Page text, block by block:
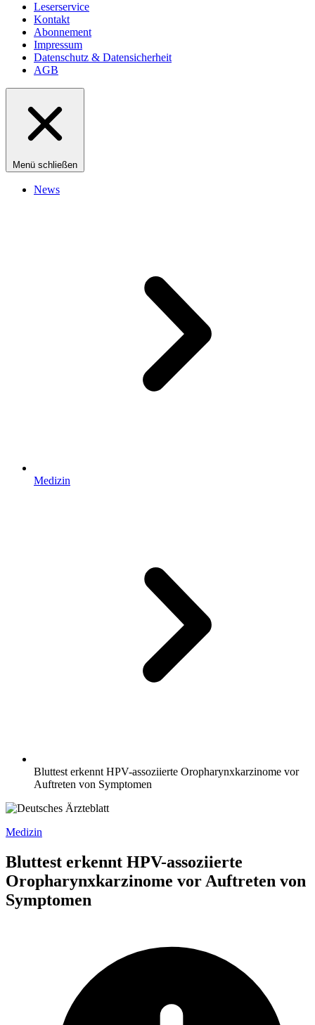
Leserservice
Kontakt
Abonnement
Impressum
Datenschutz & Datensicherheit
AGB
Menü schließen
News
Medizin
Bluttest erkennt HPV-assoziierte Oropharynxkarzinome vor
Auftreten von Symptomen
Medizin
Bluttest erkennt HPV-assoziierte
Oropharynxkarzinome vor Auftreten von
Symptomen